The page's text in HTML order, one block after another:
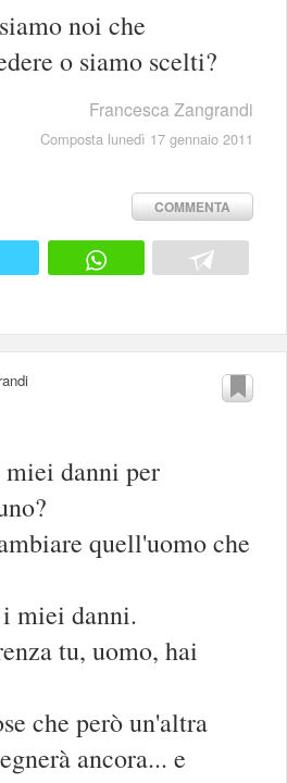
noi che
o siamo scelti?
Francesca Zangrandi
Composta lunedì 17 gennaio 2011
COMMENTA
danni per
quell'uomo che
miei danni.
tu, uomo, hai
che però un'altra
ancora... e